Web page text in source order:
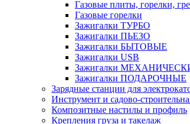
Газовые плиты, горелки,
Газовые горелки
Зажигалки ТУРБО
Зажигалки ПЬЕЗО
Зажигалки БЫТОВЫЕ
Зажигалки USB
Зажигалки
Зажигалки ПОДАРОЧНЫЕ
Зарядные станции для
Инструмент и садово-
Композитные настилы и профиль
Крепления груза и такелаж